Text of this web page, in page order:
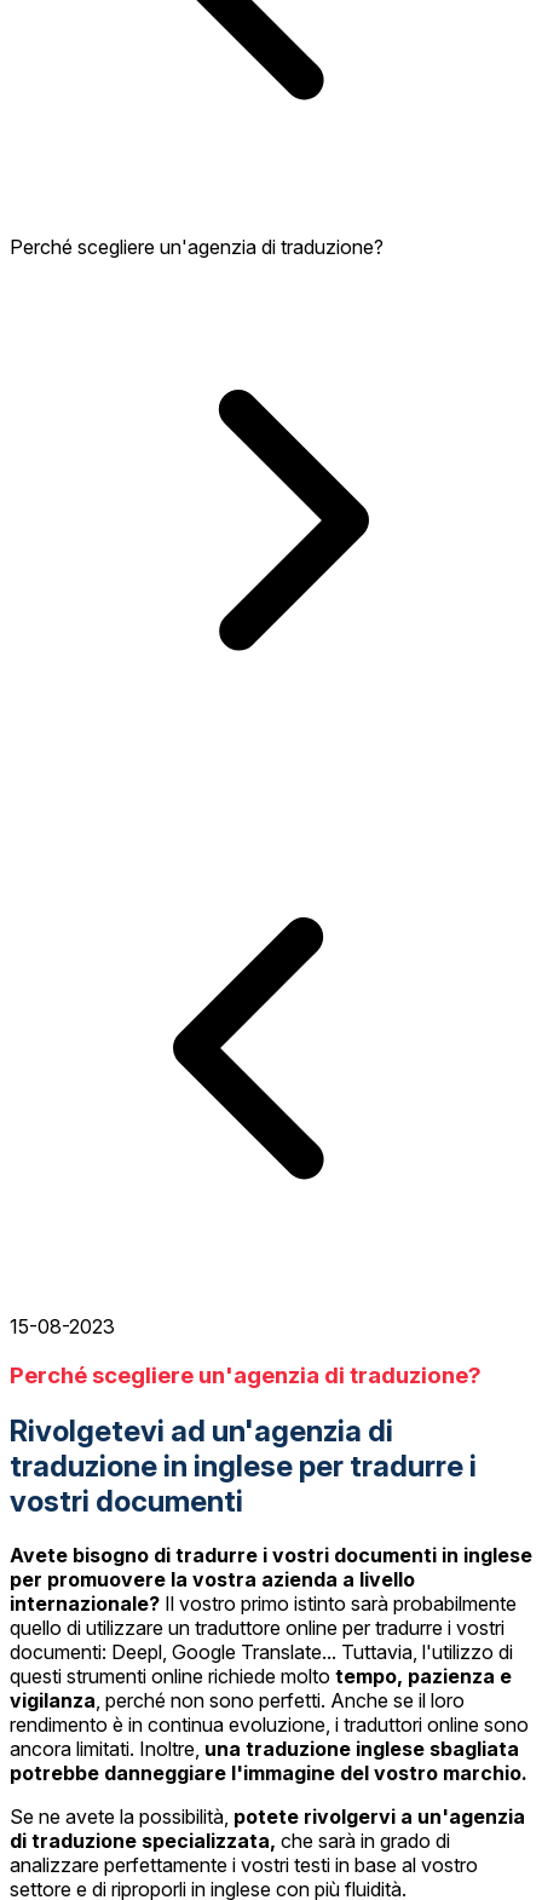
Perché scegliere un'agenzia di traduzione?
15-08-2023
Perché scegliere un'agenzia di traduzione?
Rivolgetevi ad un'agenzia di
traduzione in inglese per tradurre i
vostri documenti
Avete bisogno di tradurre i vostri documenti in inglese
per promuovere la vostra azienda a livello
internazionale? Il vostro primo istinto sarà probabilmente
quello di utilizzare un traduttore online per tradurre i vostri
documenti: Deepl, Google Translate... Tuttavia, l'utilizzo di
questi strumenti online richiede molto tempo, pazienza e
vigilanza , perché non sono perfetti. Anche se il loro
rendimento è in continua evoluzione, i traduttori online sono
ancora limitati. Inoltre, una traduzione inglese sbagliata
potrebbe danneggiare l'immagine del vostro marchio.
Se ne avete la possibilità, potete rivolgervi a un'agenzia
di traduzione specializzata, che sarà in grado di
analizzare perfettamente i vostri testi in base al vostro
settore e di riproporli in inglese con più fluidità.